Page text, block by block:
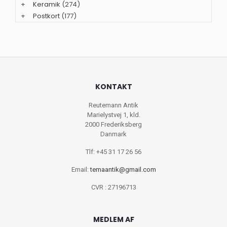
+ Keramik (274)
+
Postkort (177)
KONTAKT
Reutemann Antik
Marielystvej 1, kld.
2000 Frederiksberg
Danmark
Tlf: +45 31 17 26 56
Email:temaantik@gmail.com
CVR : 27196713
MEDLEM AF